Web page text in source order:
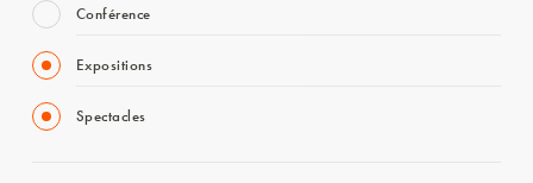
Conférence
Expositions
Spectacles